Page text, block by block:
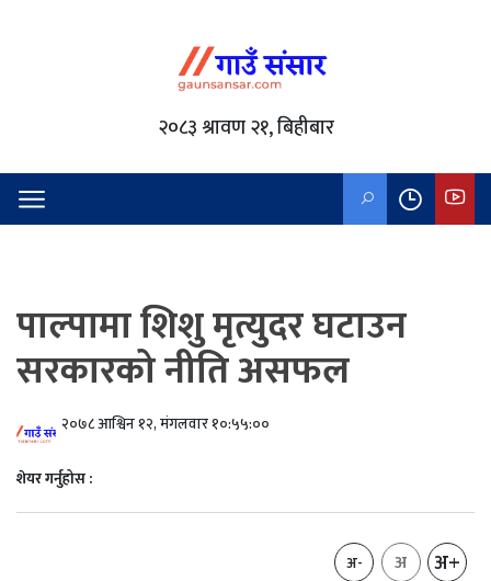
२०८३ श्रावण २१, बिहीबार
पाल्पामा शिशु मृत्युदर घटाउन
सरकारको नीति असफल
२०७८ आश्विन १२, मंगलवार १०:५५:००
शेयर गर्नुहोस :
अ- अ अ+